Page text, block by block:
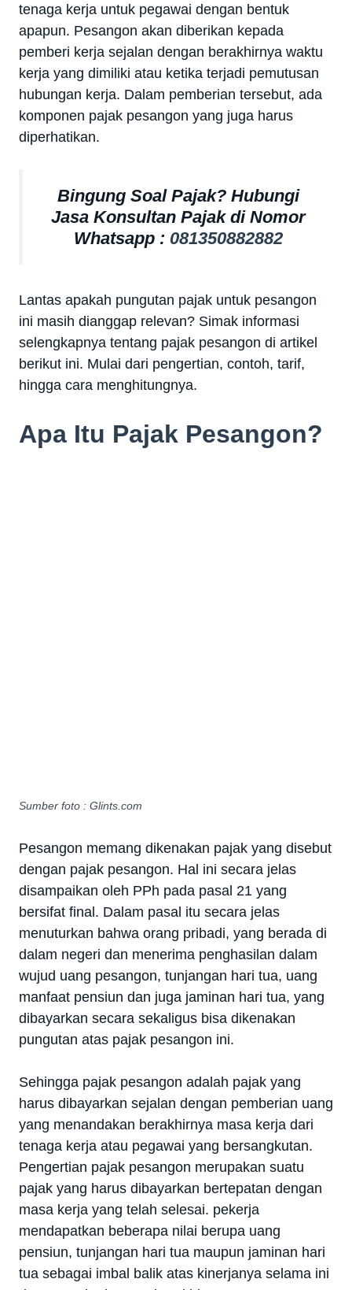
tenaga kerja untuk pegawai dengan bentuk
apapun. Pesangon akan diberikan kepada
pemberi kerja sejalan dengan berakhirnya waktu
kerja yang dimiliki atau ketika terjadi pemutusan
hubungan kerja. Dalam pemberian tersebut, ada
komponen pajak pesangon yang juga harus
diperhatikan.
Bingung Soal Pajak? Hubungi
Jasa Konsultan Pajak di Nomor
Whatsapp : 081350882882
Lantas apakah pungutan pajak untuk pesangon
ini masih dianggap relevan? Simak informasi
selengkapnya tentang pajak pesangon di artikel
berikut ini. Mulai dari pengertian, contoh, tarif,
hingga cara menghitungnya.
Apa Itu Pajak Pesangon?
Sumber foto : Glints.com
Pesangon memang dikenakan pajak yang disebut
dengan pajak pesangon. Hal ini secara jelas
disampaikan oleh PPh pada pasal 21 yang
bersifat final. Dalam pasal itu secara jelas
menuturkan bahwa orang pribadi, yang berada di
dalam negeri dan menerima penghasilan dalam
wujud uang pesangon, tunjangan hari tua, uang
manfaat pensiun dan juga jaminan hari tua, yang
dibayarkan secara sekaligus bisa dikenakan
pungutan atas pajak pesangon ini.
Sehingga pajak pesangon adalah pajak yang
harus dibayarkan sejalan dengan pemberian uang
yang menandakan berakhirnya masa kerja dari
tenaga kerja atau pegawai yang bersangkutan.
Pengertian pajak pesangon merupakan suatu
pajak yang harus dibayarkan bertepatan dengan
masa kerja yang telah selesai. pekerja
mendapatkan beberapa nilai berupa uang
pensiun, tunjangan hari tua maupun jaminan hari
tua sebagai imbal balik atas kinerjanya selama ini